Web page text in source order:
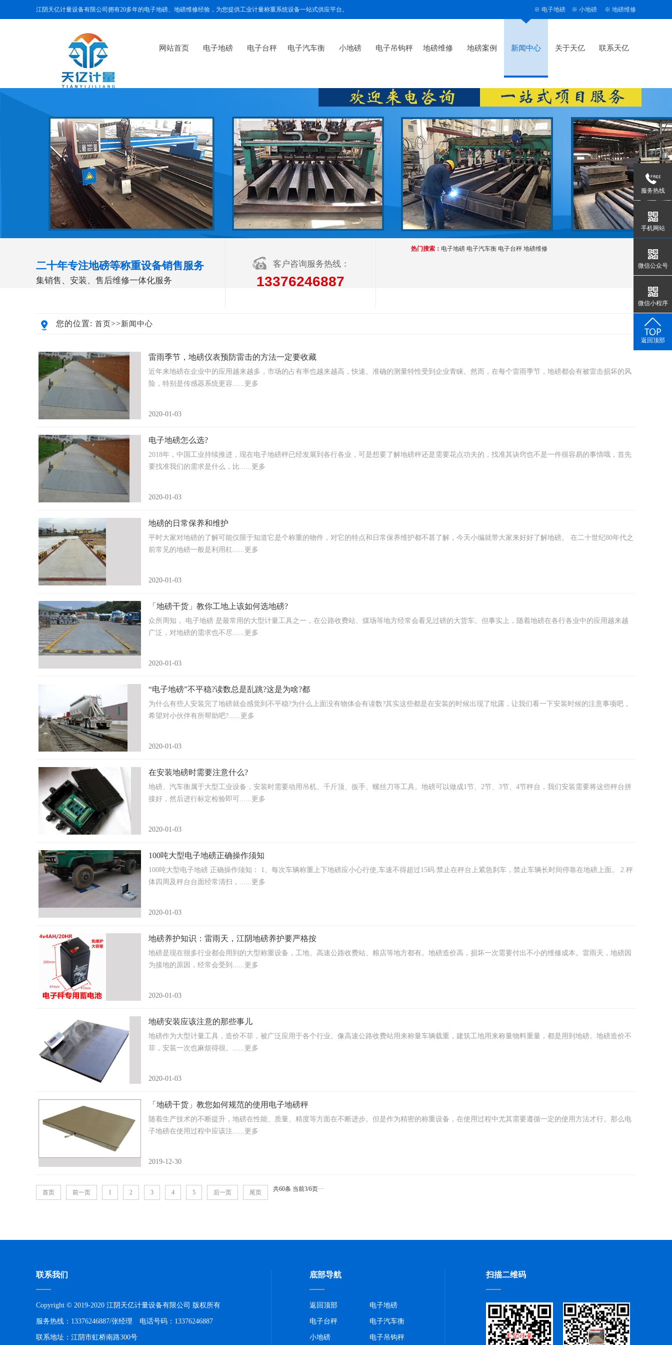
江阴天亿计量设备有限公司拥有20多年的电子地磅、地磅维修经验，为您提供工业计量称重系统设备一站式供应平台。 ※ 电子地磅 ※ 小地磅 ※ 地磅维修
网站首页 电子地磅 电子台秤 电子汽车衡 小地磅 电子吊钩秤 地磅维修 地磅案例 新闻中心 关于天亿 联系天亿
二十年专注地磅等称重设备销售服务
集销售、安装、售后维修一体化服务
客户咨询服务热线：
13376246887
热门搜索： 电子地磅 电子汽车衡 电子台秤 地磅维修
您的位置: 首页>>新闻中心
雷雨季节，地磅仪表预防雷击的方法一定要收藏
近年来地磅在企业中的应用越来越多，市场的占有率也越来越高，快速、准确的测量特性受到企业青睐。然而，在每个雷雨季节，地磅都会有被雷击损坏的风
险，特别是传感器系统更容......更多
2020-01-03
电子地磅怎么选?
2018年，中国工业持续推进，现在电子地磅秤已经发展到各行各业，可是想要了解地磅秤还是需要花点功夫的，找准其诀窍也不是一件很容易的事情哦，首先
要找准我们的需求是什么，比......更多
2020-01-03
地磅的日常保养和维护
平时大家对地磅的了解可能仅限于知道它是个称重的物件，对它的特点和日常保养维护都不甚了解，今天小编就带大家来好好了解地磅。 在二十世纪80年代之
前常见的地磅一般是利用杠......更多
2020-01-03
「地磅干货」教你工地上该如何选地磅?
众所周知， 电子地磅 是最常用的大型计量工具之一，在公路收费站、煤场等地方经常会看见过磅的大货车。但事实上，随着地磅在各行各业中的应用越来越
广泛，对地磅的需求也不尽......更多
2020-01-03
“电子地磅”不平稳?读数总是乱跳?这是为啥?都
为什么有些人安装完了地磅就会感觉到不平稳?为什么上面没有物体会有读数?其实这些都是在安装的时候出现了纰露，让我们看一下安装时候的注意事项吧，
希望对小伙伴有所帮助吧?......更多
2020-01-03
在安装地磅时需要注意什么?
地磅、汽车衡属于大型工业设备，安装时需要动用吊机、千斤顶、扳手、螺丝刀等工具。地磅可以做成1节、2节、3节、4节秤台，我们安装需要将这些秤台拼
接好，然后进行标定检验即可......更多
2020-01-03
100吨大型电子地磅正确操作须知
100吨大型电子地磅 正确操作须知： 1、每次车辆称重上下地磅应小心行使,车速不得超过15码.禁止在秤台上紧急刹车，禁止车辆长时间停靠在地磅上面。 2.秤
体四周及秤台台面经常清扫，......更多
2020-01-03
地磅养护知识：雷雨天，江阴地磅养护要严格按
地磅是现在很多行业都会用到的大型称重设备，工地、高速公路收费站、粮店等地方都有。地磅造价高，损坏一次需要付出不小的维修成本。雷雨天，地磅因
为接地的原因，经常会受到......更多
2020-01-03
地磅安装应该注意的那些事儿
地磅作为大型计量工具，造价不菲，被广泛应用于各个行业。像高速公路收费站用来称量车辆载重，建筑工地用来称量物料重量，都是用到地磅。地磅造价不
菲，安装一次也麻烦得很。......更多
2020-01-03
「地磅干货」教您如何规范的使用电子地磅秤
随着生产技术的不断提升，地磅在性能、质量、精度等方面在不断进步。但是作为精密的称重设备，在使用过程中尤其需要遵循一定的使用方法才行。那么电
子地磅在使用过程中应该注......更多
2019-12-30
共60条 当前3/6页
首页 前一页 1 2 3 4 5 ···
后一页 尾页
联系我们
Copyright © 2019-2020 江阴天亿计量设备有限公司 版权所有
服务热线：13376246887/张经理 电话号码：13376246887
联系地址：江阴市虹桥南路300号
底部导航
返回顶部 电子地磅
电子台秤 电子汽车衡
小地磅 电子吊钩秤
扫描二维码
服务热线
手机网站
微信公众号
微信小程序
返回顶部